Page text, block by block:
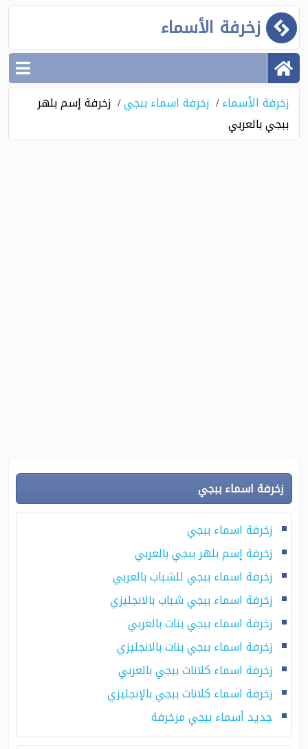
زخرفة الأسماء
زخرفة الأسماء زخرفة اسماء ببجي
زخرفة إسم بلهر
ببجي بالعربي
زخرفة اسماء ببجي
زخرفة اسماء ببجي
زخرفة إسم بلهر ببجي بالعربي
زخرفة اسماء ببجي للشباب بالعربي
زخرفة اسماء ببجي شباب بالانجليزي
زخرفة اسماء ببجي بنات بالعربي
زخرفة اسماء ببجي بنات بالانجليزي
زخرفة اسماء كلانات ببجي بالعربي
زخرفة اسماء كلانات ببجي بالإنجليزي
جديد أسماء ببجي مزخرفة